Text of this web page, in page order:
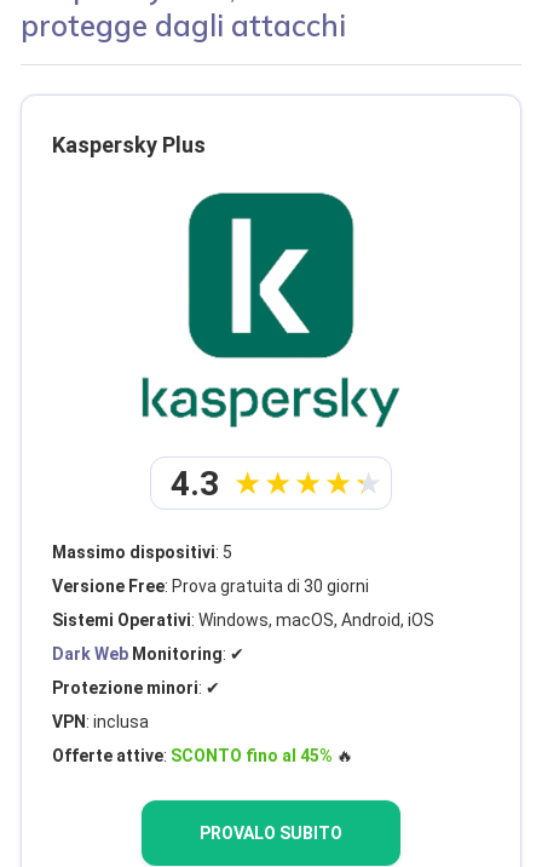
protegge dagli attacchi
Kaspersky Plus
4.3
Massimo dispositivi: 5
Versione Free: Prova gratuita di 30 giorni
Sistemi Operativi: Windows, macOS, Android, iOS
Dark Web Monitoring: ✔
Protezione minori: ✔
VPN : inclusa
Offerte attive: SCONTO fino al 45% 🔥
PROVALO SUBITO